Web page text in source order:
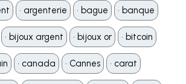
•️ argenterie •️ bague •️ banque
•️ bijoux argent •️ bijoux or •️ bitcoin
•️ canada •️ Cannes •️ carat